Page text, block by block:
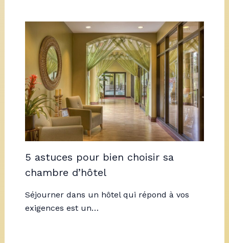
5 astuces pour bien choisir sa
chambre d’hôtel
Séjourner dans un hôtel qui répond à vos
exigences est un…